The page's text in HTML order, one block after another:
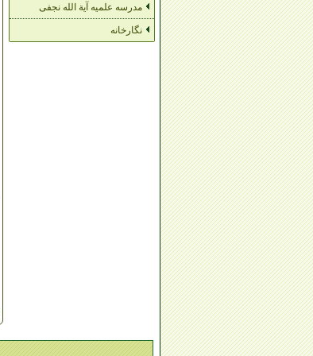
مدرسه علمیه آیة الله نجفی
نگارخانه